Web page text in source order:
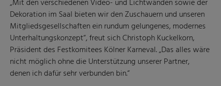
„Mit den verschiedenen Video- und Lichtwänden sowie der
Dekoration im Saal bieten wir den Zuschauern und unseren
Mitgliedsgesellschaften ein rundum gelungenes, modernes
Unterhaltungskonzept“, freut sich Christoph Kuckelkorn,
Präsident des Festkomitees Kölner Karneval. „Das alles wäre
nicht möglich ohne die Unterstützung unserer Partner,
denen ich dafür sehr verbunden bin.“